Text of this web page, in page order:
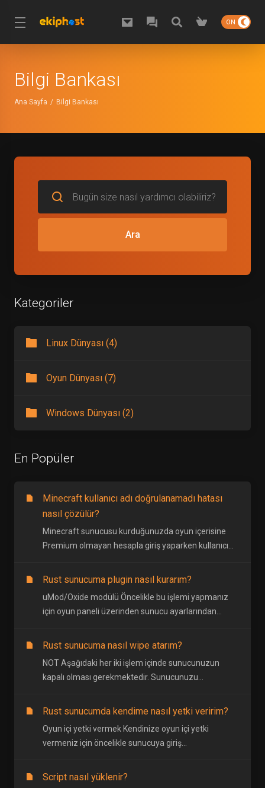
Bilgi Bankası
Ana Sayfa Bilgi Bankası
Ara
Kategoriler
Linux Dünyası (4)
Oyun Dünyası (7)
Windows Dünyası (2)
En Popüler
Minecraft kullanıcı adı doğrulanamadı hatası
nasıl çözülür?
Minecraft sunucusu kurduğunuzda oyun içerisine
Premium olmayan hesapla giriş yaparken kullanıcı...
Rust sunucuma plugin nasıl kurarım?
uMod/Oxide modülü Öncelikle bu işlemi yapmanız
için oyun paneli üzerinden sunucu ayarlarından...
Rust sunucuma nasıl wipe atarım?
NOT Aşağıdaki her iki işlem içinde sunucunuzun
kapalı olması gerekmektedir. Sunucunuzu...
Rust sunucumda kendime nasıl yetki veririm?
Oyun içi yetki vermek Kendinize oyun içi yetki
vermeniz için öncelikle sunucuya giriş...
Script nasıl yüklenir?